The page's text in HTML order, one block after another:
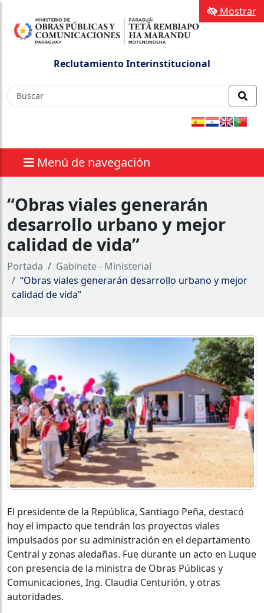
Reclutamiento Interinstitucional
Menú de navegación
Mostrar
“Obras viales generarán
desarrollo urbano y mejor
calidad de vida”
Portada
Gabinete - Ministerial
“Obras viales generarán desarrollo urbano y mejor
calidad de vida”
El presidente de la República, Santiago Peña, destacó
hoy el impacto que tendrán los proyectos viales
impulsados por su administración en el departamento
Central y zonas aledañas. Fue durante un acto en Luque
con presencia de la ministra de Obras Públicas y
Comunicaciones, Ing. Claudia Centurión, y otras
autoridades.